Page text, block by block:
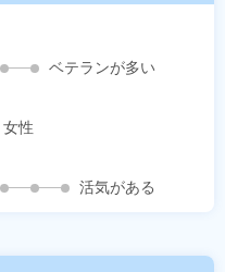
ベテランが多い
女性
活気がある